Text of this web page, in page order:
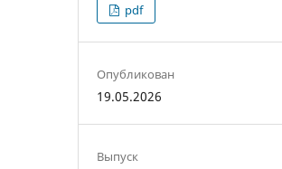
pdf
Опубликован
19.05.2026
Выпуск